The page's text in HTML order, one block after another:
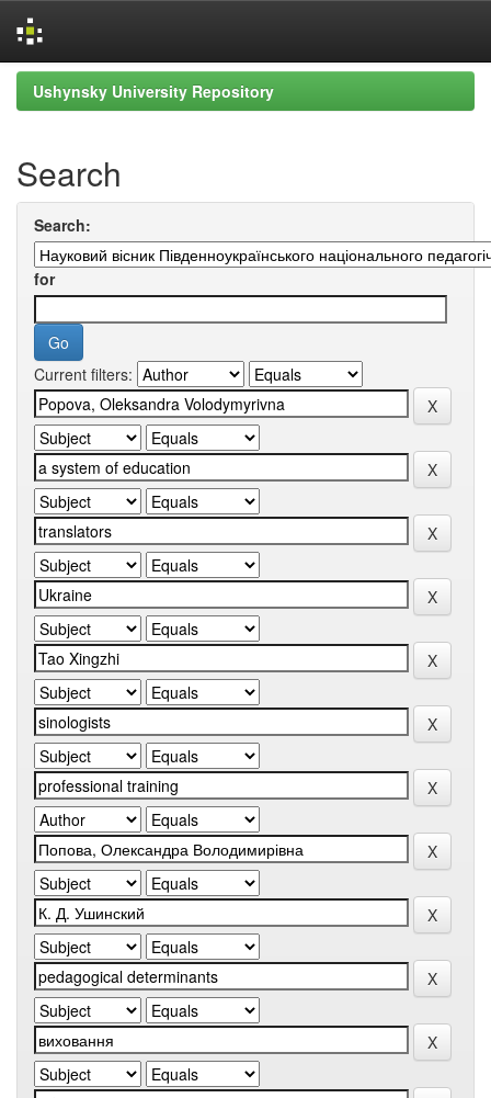
Skip
navigation
Ushynsky University Repository
Search
Search:
for
Current filters: